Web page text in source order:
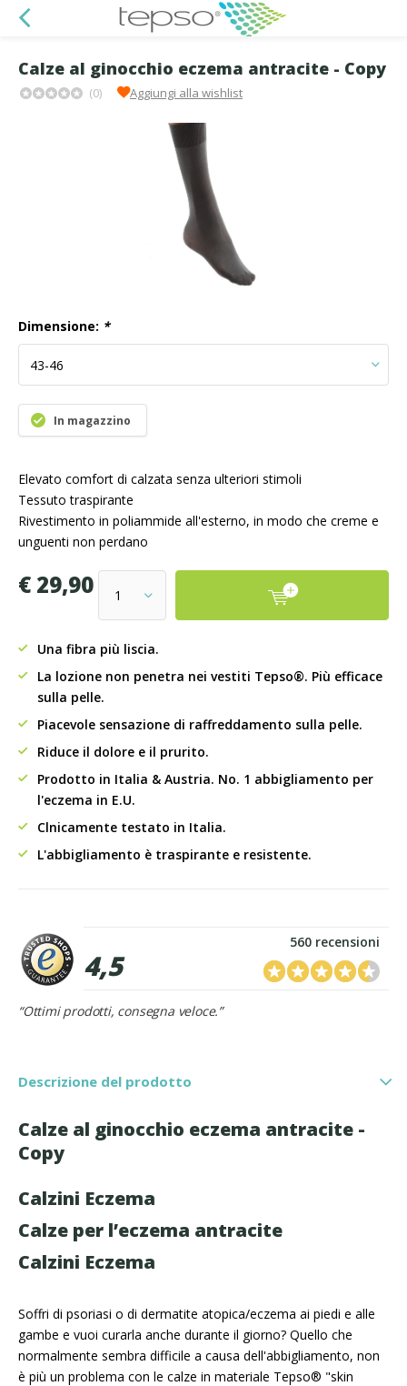
Calze al ginocchio eczema antracite - Copy
(0) Aggiungi alla wishlist
Dimensione: *
In magazzino
Elevato comfort di calzata senza ulteriori stimoli
Tessuto traspirante
Rivestimento in poliammide all'esterno, in modo che creme e
unguenti non perdano
€ 29,90
Una fibra più liscia.
La lozione non penetra nei vestiti Tepso®. Più efficace
sulla pelle.
Piacevole sensazione di raffreddamento sulla pelle.
Riduce il dolore e il prurito.
Prodotto in Italia & Austria. No. 1 abbigliamento per
l'eczema in E.U.
Clnicamente testato in Italia.
L'abbigliamento è traspirante e resistente.
4,5
560 recensioni
“Ottimi prodotti, consegna veloce.”
Descrizione del prodotto
Calze al ginocchio eczema antracite -
Copy
Calzini Eczema
Calze per l’eczema antracite
Calzini Eczema
Soffri di psoriasi o di dermatite atopica/eczema ai piedi e alle
gambe e vuoi curarla anche durante il giorno? Quello che
normalmente sembra difficile a causa dell'abbigliamento, non
è più un problema con le calze in materiale Tepso® "skin